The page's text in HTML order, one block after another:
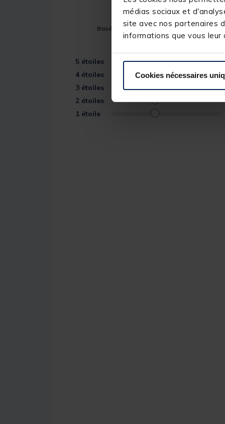
médias sociaux et
site avec nos partenaires
informations que vous
Cookies nécessaires
Basé sur3 avis soumis à un contrôle
Voir tous les avis sur ce site
5 étoiles
4 étoiles
3 étoiles
2 étoiles
1 étoile